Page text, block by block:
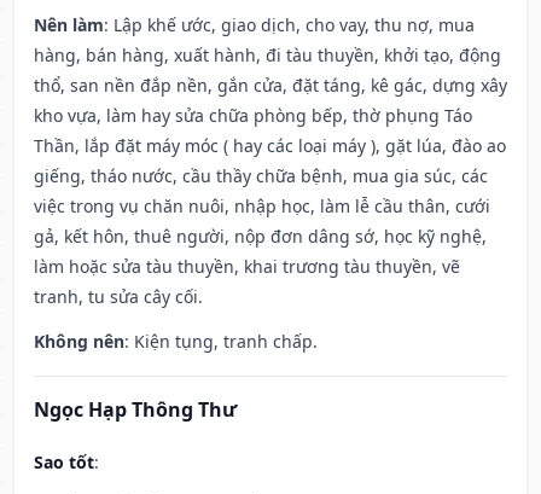
Nên làm: Lập khế ước, giao dịch, cho vay, thu nợ, mua
hàng, bán hàng, xuất hành, đi tàu thuyền, khởi tạo, động
thổ, san nền đắp nền, gắn cửa, đặt táng, kê gác, dựng xây
kho vựa, làm hay sửa chữa phòng bếp, thờ phụng Táo
Thần, lắp đặt máy móc ( hay các loại máy ), gặt lúa, đào ao
giếng, tháo nước, cầu thầy chữa bệnh, mua gia súc, các
việc trong vụ chăn nuôi, nhập học, làm lễ cầu thân, cưới
gả, kết hôn, thuê người, nộp đơn dâng sớ, học kỹ nghệ,
làm hoặc sửa tàu thuyền, khai trương tàu thuyền, vẽ
tranh, tu sửa cây cối.
Không nên: Kiện tụng, tranh chấp.
Ngọc Hạp Thông Thư
Sao tốt: